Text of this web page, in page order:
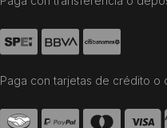
Paga con tarjetas de crédito o